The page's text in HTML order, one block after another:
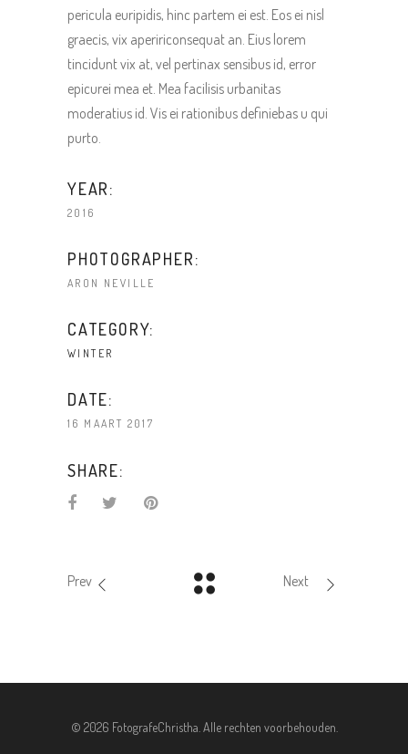
pericula euripidis, hinc partem ei est. Eos ei nisl
graecis, vix apeririconsequat an. Eius lorem
tincidunt vix at, vel pertinax sensibus id, error
epicurei mea et. Mea facilisis urbanitas
moderatius id. Vis ei rationibus definiebas u qui
purto.
YEAR:
2016
PHOTOGRAPHER:
ARON NEVILLE
CATEGORY:
WINTER
DATE:
16 MAART 2017
SHARE:
Prev Next
© 2026 FotografeChristha. Alle rechten voorbehouden.